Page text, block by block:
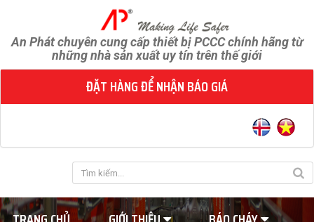
An Phát chuyên cung cấp thiết bị PCCC chính hãng từ
những nhà sản xuất uy tín trên thế giới
ĐẶT HÀNG ĐỂ NHẬN BÁO GIÁ